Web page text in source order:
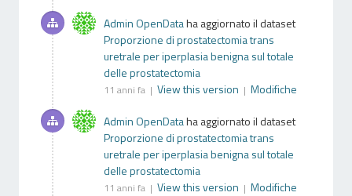
Admin OpenDataha aggiornato il dataset
Proporzione di prostatectomia trans
uretrale per iperplasia benigna sul totale
delle prostatectomia
11 anni fa | View this version | Modifiche
Admin OpenDataha aggiornato il dataset
Proporzione di prostatectomia trans
uretrale per iperplasia benigna sul totale
delle prostatectomia
11 anni fa | View this version | Modifiche